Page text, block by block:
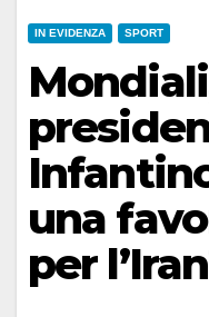
IN EVIDENZA SPORT
una
per